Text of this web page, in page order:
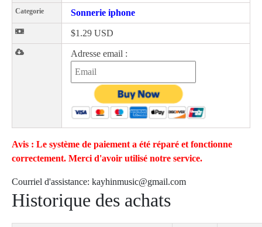
Categorie Sonnerie iphone
$1.29 USD
Adresse email :
Avis : Le système de paiement a été réparé et fonctionne
correctement. Merci d'avoir utilisé notre service.
Courriel d'assistance: kayhinmusic@gmail.com
Historique des achats